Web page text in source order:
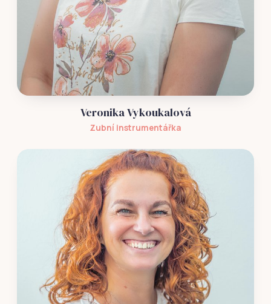
Veronika Vykoukalová
Zubní instrumentářka